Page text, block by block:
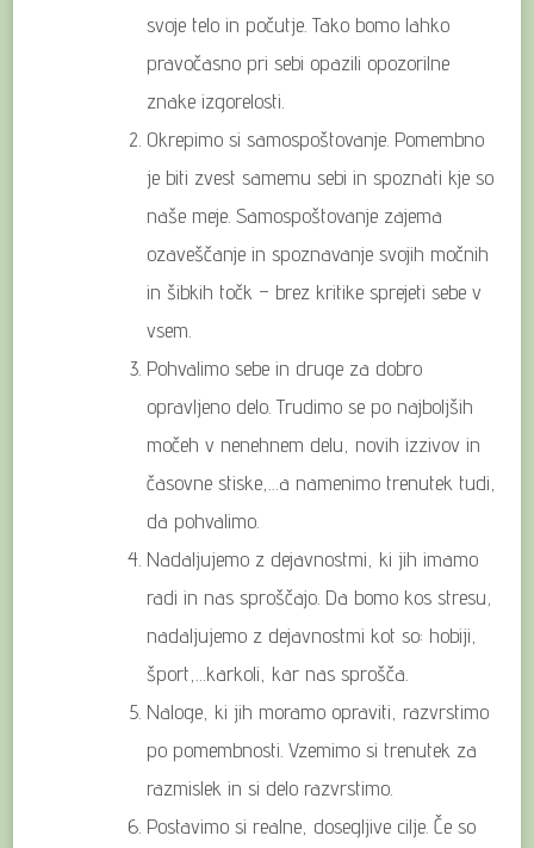
svoje telo in počutje. Tako bomo lahko
pravočasno pri sebi opazili opozorilne
znake izgorelosti.
Okrepimo si samospoštovanje. Pomembno
je biti zvest samemu sebi in spoznati kje so
naše meje. Samospoštovanje zajema
ozaveščanje in spoznavanje svojih močnih
in šibkih točk – brez kritike sprejeti sebe v
vsem.
Pohvalimo sebe in druge za dobro
opravljeno delo. Trudimo se po najboljših
močeh v nenehnem delu, novih izzivov in
časovne stiske,…a namenimo trenutek tudi,
da pohvalimo.
Nadaljujemo z dejavnostmi, ki jih imamo
radi in nas sproščajo. Da bomo kos stresu,
nadaljujemo z dejavnostmi kot so: hobiji,
šport,…karkoli, kar nas sprošča.
Naloge, ki jih moramo opraviti, razvrstimo
po pomembnosti. Vzemimo si trenutek za
razmislek in si delo razvrstimo.
Postavimo si realne, dosegljive cilje. Če so